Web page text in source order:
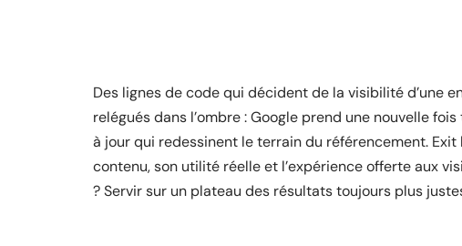
Des lignes de code qui décident de la visibilité d’une
relégués dans l’ombre : Google prend une nouvelle
à jour qui redessinent le terrain du référencement.
contenu, son utilité réelle et l’expérience offerte aux
? Servir sur un plateau des résultats toujours plus